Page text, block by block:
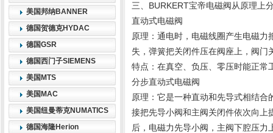
美国邦纳BANNER
德国贺德克HYDAC
德国GSR
德国西门子SIEMENS
美国MTS
美国MAC
美国纽曼蒂克NUMATICS
德国海隆Herion
三、BURKERT宝帝电磁阀从原理上
直动式电磁阀
原理：通电时，电磁线圈产生电磁
失，弹簧把关闭件压在阀座上，阀门
特点：在真空、负压、零压时能正常
分步直动式电磁阀
原理：它是一种直动和先导式相结
接把先导小阀和主阀关闭件依次向上
后，电磁力先导小阀，主阀下腔压